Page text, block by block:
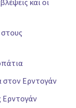
στον Ερντογάν
Ερντογάν